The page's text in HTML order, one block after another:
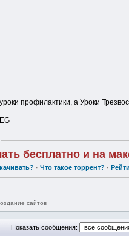
профилактики, а Уроки
бесплатно и на
·Что такое торрент? ·
сайтов
Показать сообщения: